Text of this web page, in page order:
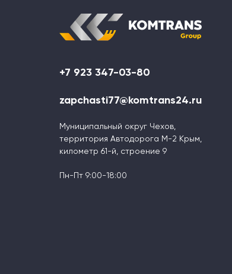
+7 923 347-03-80
zapchasti77@komtrans24.ru
Муниципальный округ Чехов,
территория Автодорога М-2 Крым,
километр 61-й, строение 9
Пн-Пт 9:00-18:00